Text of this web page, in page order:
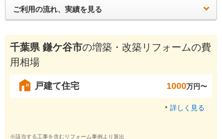
ご利用の流れ、実績を見る
千葉県 鎌ケ谷市の増築・改築リフォームの費
用相場
戸建て住宅 1000万円〜
詳しく見る
※該当する工事を含むリフォーム事例より算出